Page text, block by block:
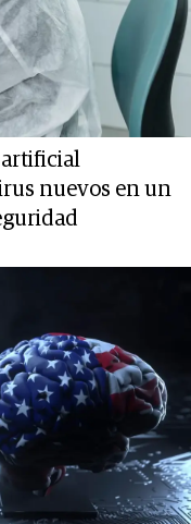
artificial
nuevos en un